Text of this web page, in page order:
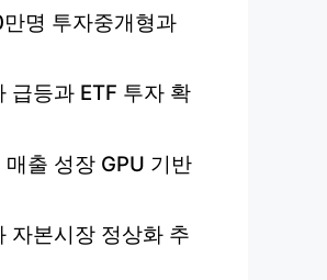
명 투자중개형과
급등과 ETF 투자 확
출 성장 GPU 기반
자본시장 정상화 추